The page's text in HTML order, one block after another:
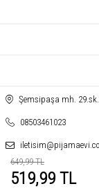
649,99 TL
519,99 TL
Şemsipaşa mh.
08503461023